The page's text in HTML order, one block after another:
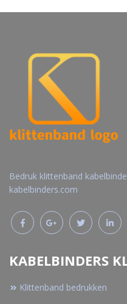
Bedruk klittenband
kabelbinders.com
KABELBINDERS
Klittenband bedrukken